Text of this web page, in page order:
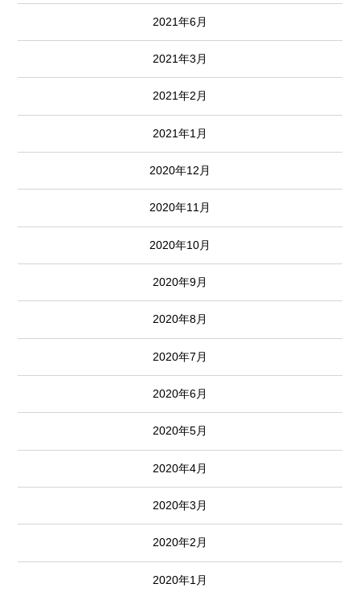
2021年6月
2021年3月
2021年2月
2021年1月
2020年12月
2020年11月
2020年10月
2020年9月
2020年8月
2020年7月
2020年6月
2020年5月
2020年4月
2020年3月
2020年2月
2020年1月